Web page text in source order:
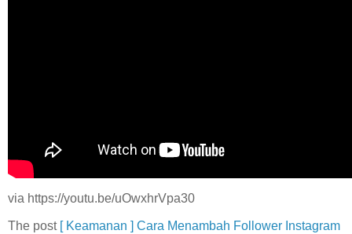
via https://youtu.be/uOwxhrVpa30
The post [ Keamanan ] Cara Menambah Follower Instagram